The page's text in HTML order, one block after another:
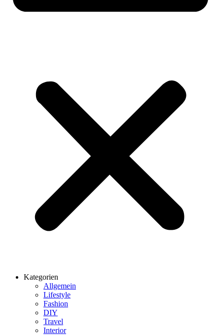
Kategorien
Allgemein
Lifestyle
Fashion
DIY
Travel
Interior